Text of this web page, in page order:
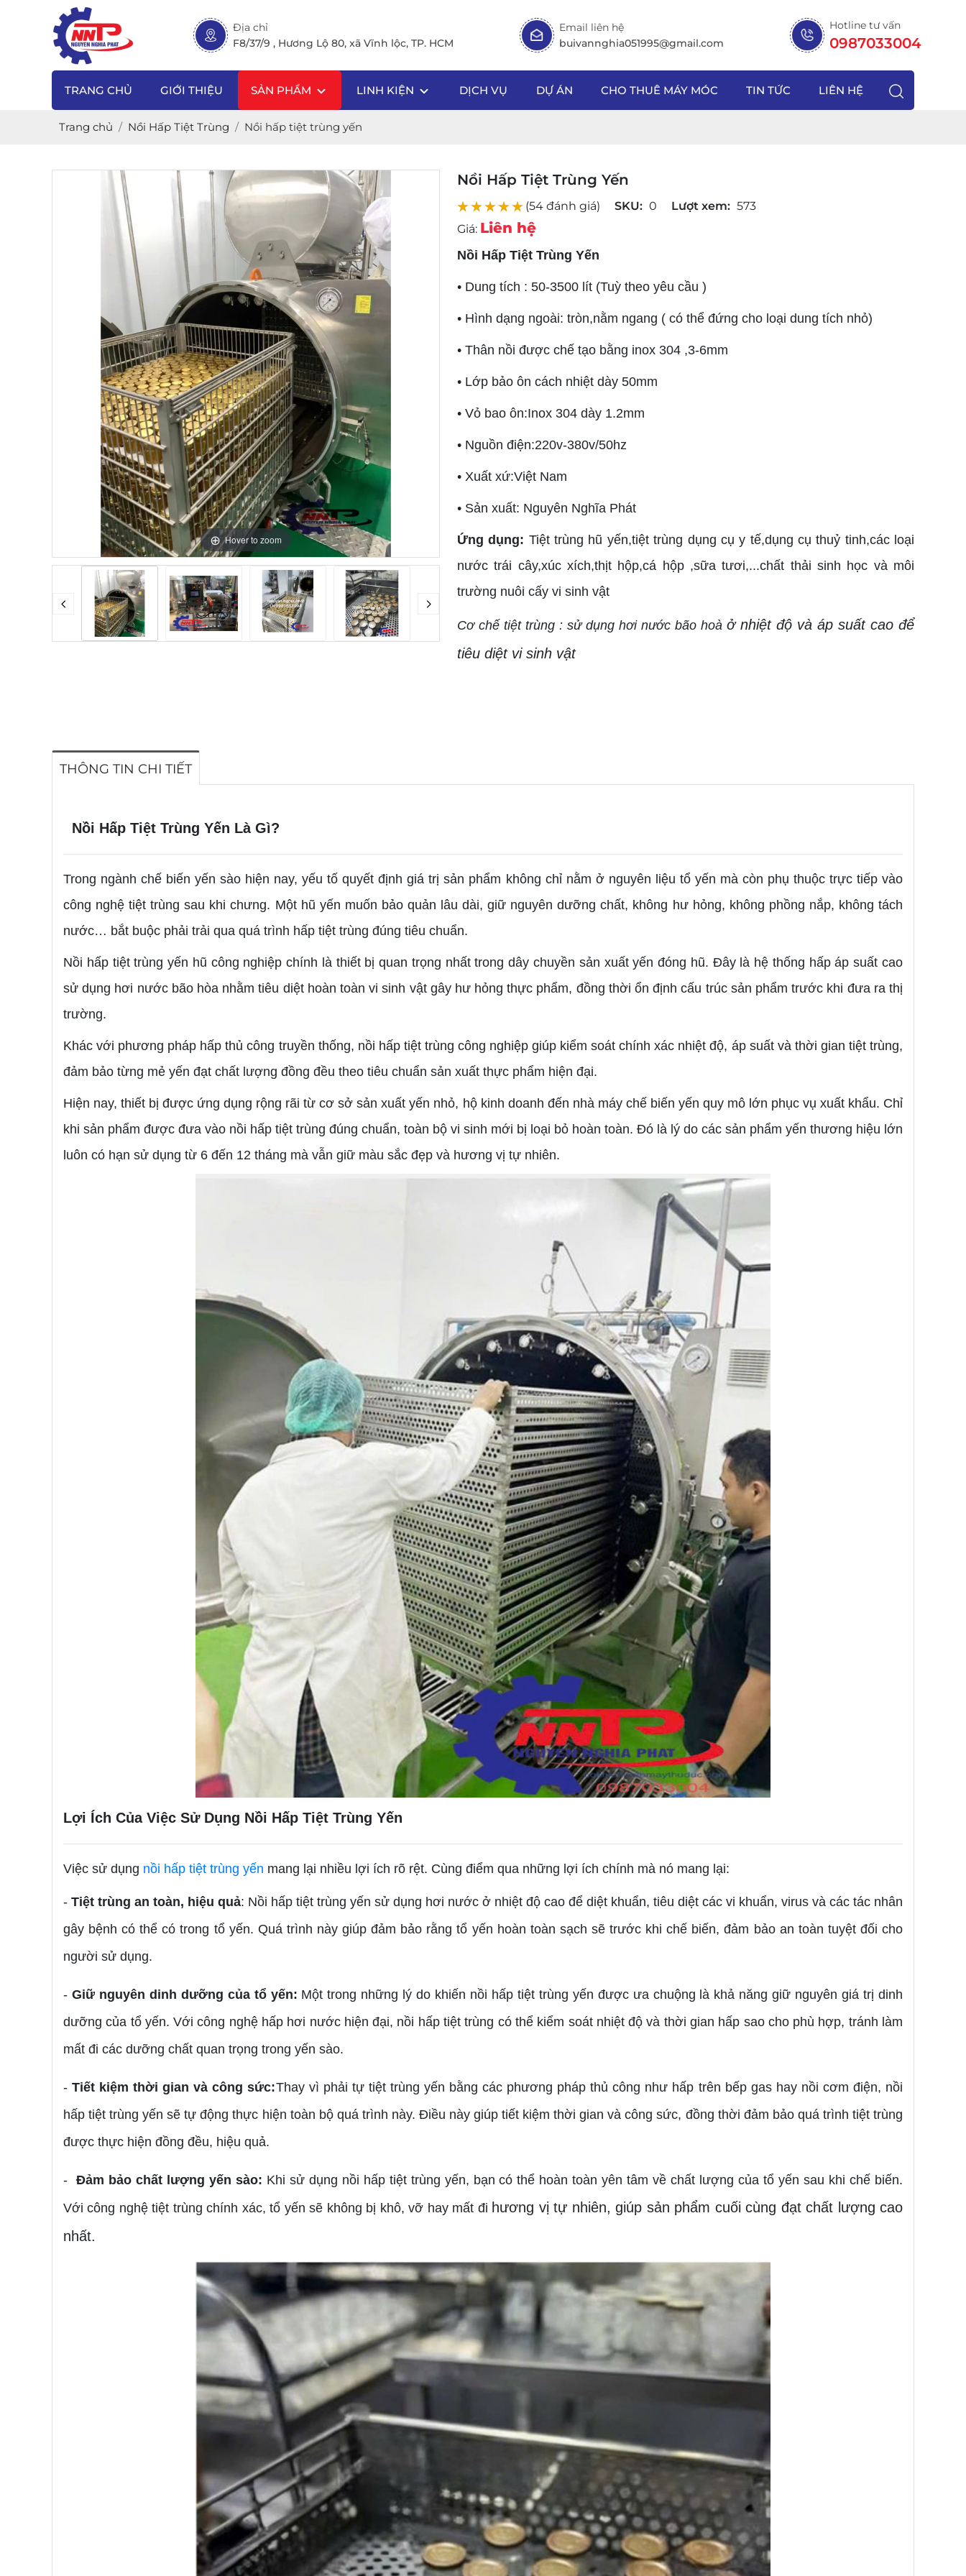
Địa chỉ
F8/37/9 , Hương Lộ 80, xã Vĩnh lộc, TP. HCM
Email liên hệ
buivannghia051995@gmail.com
Hotline tư vấn
0987033004
TRANG CHỦ GIỚI THIỆU SẢN PHẨM LINH KIỆN DỊCH VỤ DỰ ÁN CHO THUÊ MÁY MÓC TIN TỨC LIÊN HỆ
Trang chủ Nồi Hấp Tiệt Trùng Nồi hấp tiệt trùng yến
Hover to zoom
Nồi Hấp Tiệt Trùng Yến
(54 đánh giá) SKU: 0 Lượt xem: 573
Giá: Liên hệ
Nồi Hấp Tiệt Trùng Yến
• Dung tích : 50-3500 lít (Tuỳ theo yêu cầu )
• Hình dạng ngoài: tròn,nằm ngang ( có thể đứng cho loại dung tích nhỏ)
• Thân nồi được chế tạo bằng inox 304 ,3-6mm
• Lớp bảo ôn cách nhiệt dày 50mm
• Vỏ bao ôn:Inox 304 dày 1.2mm
• Nguồn điện:220v-380v/50hz
• Xuất xứ:Việt Nam
• Sản xuất: Nguyên Nghĩa Phát
Ứng dụng: Tiệt trùng hũ yến,tiệt trùng dụng cụ y tế,dụng cụ thuỷ tinh,các loại
nước trái cây,xúc xích,thịt hộp,cá hộp ,sữa tươi,...chất thải sinh học và môi
trường nuôi cấy vi sinh vật
Cơ chế tiệt trùng : sử dụng hơi nước bão hoà ở nhiệt độ và áp suất cao để
tiêu diệt vi sinh vật
THÔNG TIN CHI TIẾT
Nồi Hấp Tiệt Trùng Yến Là Gì?
Trong ngành chế biến yến sào hiện nay, yếu tố quyết định giá trị sản phẩm không chỉ nằm ở nguyên liệu tổ yến mà còn phụ thuộc trực tiếp vào
công nghệ tiệt trùng sau khi chưng. Một hũ yến muốn bảo quản lâu dài, giữ nguyên dưỡng chất, không hư hỏng, không phồng nắp, không tách
nước… bắt buộc phải trải qua quá trình hấp tiệt trùng đúng tiêu chuẩn.
Nồi hấp tiệt trùng yến hũ công nghiệp chính là thiết bị quan trọng nhất trong dây chuyền sản xuất yến đóng hũ. Đây là hệ thống hấp áp suất cao
sử dụng hơi nước bão hòa nhằm tiêu diệt hoàn toàn vi sinh vật gây hư hỏng thực phẩm, đồng thời ổn định cấu trúc sản phẩm trước khi đưa ra thị
trường.
Khác với phương pháp hấp thủ công truyền thống, nồi hấp tiệt trùng công nghiệp giúp kiểm soát chính xác nhiệt độ, áp suất và thời gian tiệt trùng,
đảm bảo từng mẻ yến đạt chất lượng đồng đều theo tiêu chuẩn sản xuất thực phẩm hiện đại.
Hiện nay, thiết bị được ứng dụng rộng rãi từ cơ sở sản xuất yến nhỏ, hộ kinh doanh đến nhà máy chế biến yến quy mô lớn phục vụ xuất khẩu. Chỉ
khi sản phẩm được đưa vào nồi hấp tiệt trùng đúng chuẩn, toàn bộ vi sinh mới bị loại bỏ hoàn toàn. Đó là lý do các sản phẩm yến thương hiệu lớn
luôn có hạn sử dụng từ 6 đến 12 tháng mà vẫn giữ màu sắc đẹp và hương vị tự nhiên.
Lợi Ích Của Việc Sử Dụng Nồi Hấp Tiệt Trùng Yến
Việc sử dụng nồi hấp tiệt trùng yến mang lại nhiều lợi ích rõ rệt. Cùng điểm qua những lợi ích chính mà nó mang lại:
- Tiệt trùng an toàn, hiệu quả: Nồi hấp tiệt trùng yến sử dụng hơi nước ở nhiệt độ cao để diệt khuẩn, tiêu diệt các vi khuẩn, virus và các tác nhân
gây bệnh có thể có trong tổ yến. Quá trình này giúp đảm bảo rằng tổ yến hoàn toàn sạch sẽ trước khi chế biến, đảm bảo an toàn tuyệt đối cho
người sử dụng.
- Giữ nguyên dinh dưỡng của tổ yến: Một trong những lý do khiến nồi hấp tiệt trùng yến được ưa chuộng là khả năng giữ nguyên giá trị dinh
dưỡng của tổ yến. Với công nghệ hấp hơi nước hiện đại, nồi hấp tiệt trùng có thể kiểm soát nhiệt độ và thời gian hấp sao cho phù hợp, tránh làm
mất đi các dưỡng chất quan trọng trong yến sào.
-Tiết kiệm thời gian và công sức:Thay vì phải tự tiệt trùng yến bằng các phương pháp thủ công như hấp trên bếp gas hay nồi cơm điện, nồi
hấp tiệt trùng yến sẽ tự động thực hiện toàn bộ quá trình này. Điều này giúp tiết kiệm thời gian và công sức, đồng thời đảm bảo quá trình tiệt trùng
được thực hiện đồng đều, hiệu quả.
- Đảm bảo chất lượng yến sào: Khi sử dụng nồi hấp tiệt trùng yến, bạn có thể hoàn toàn yên tâm về chất lượng của tổ yến sau khi chế biến.
Với công nghệ tiệt trùng chính xác, tổ yến sẽ không bị khô, vỡ hay mất đi hương vị tự nhiên, giúp sản phẩm cuối cùng đạt chất lượng cao
nhất.